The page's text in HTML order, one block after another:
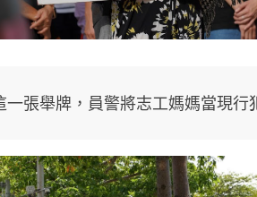
一張舉牌，員警將志工媽媽當現行